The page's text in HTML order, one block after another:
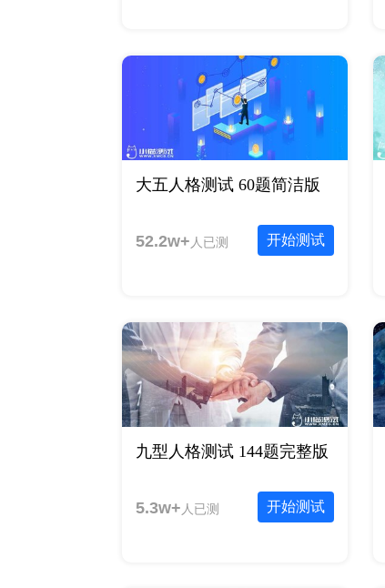
大五人格测试 60题简洁版
开始测试
52.2w+ 人已测
九型人格测试 144题完整版
开始测试
5.3w+ 人已测